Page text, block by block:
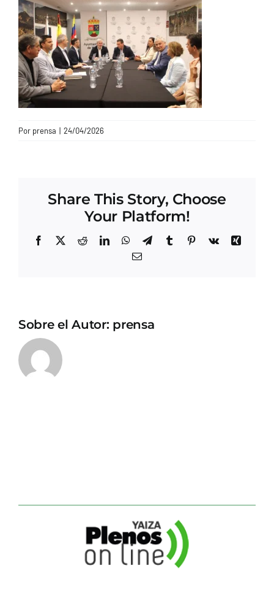
CONTACTO
Por prensa | 24/04/2026
Share This Story, Choose
Your Platform!
Facebook
X RedditLinkedInWhatsApp
TelegramTumblrPinterest
Vk
Xing
Correo
Sobre el Autor: prensa